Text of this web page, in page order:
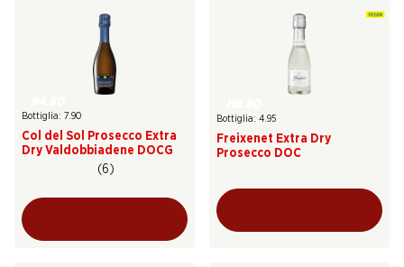
Bottiglia: 7.90
Col del Sol Prosecco Extra
Dry Valdobbiadene DOCG
(6)
Bottiglia: 4.95
Freixenet Extra Dry
Prosecco DOC